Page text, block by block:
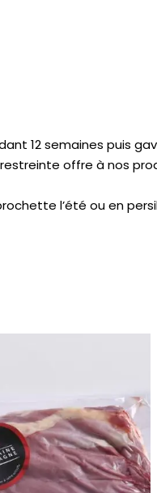
12 semaines puis
offre à nos
l’été ou en